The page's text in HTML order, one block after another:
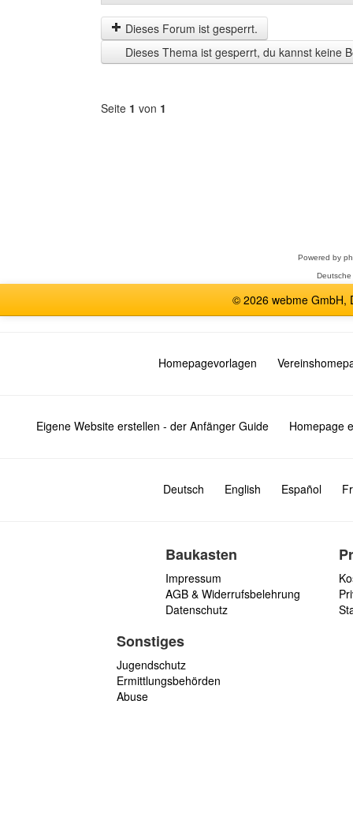
der
letzten
Zeit
anzeigen
by
Dieses Forum ist gesperrt.
Dieses Thema ist gesperrt, du kannst keine
Seite 1 von 1
Powered by
© 2026 webme GmbH,
Homepagevorlagen
Eigene Website erstellen - der Anfänger Guide Homepage
Deutsch English Español
Baukasten
Impressum
AGB & Widerrufsbelehrung
Datenschutz
Sonstiges
Jugendschutz
Ermittlungsbehörden
Abuse